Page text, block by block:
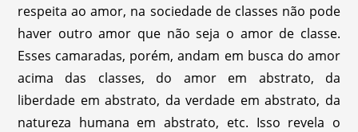
respeita ao amor, na sociedade de classes não pode
haver outro amor que não seja o amor de classe.
Esses camaradas, porém, andam em busca do amor
acima das classes, do amor em abstrato, da
liberdade em abstrato, da verdade em abstrato, da
natureza humana em abstrato, etc. Isso revela o